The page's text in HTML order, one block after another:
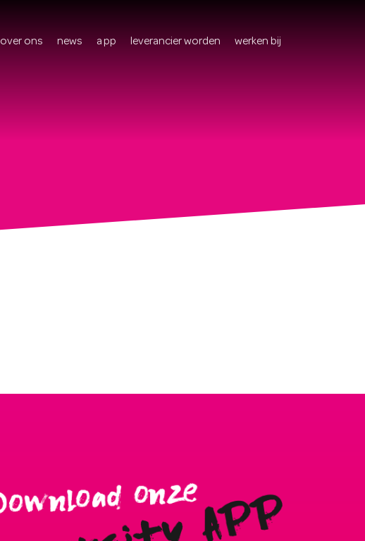
over ons news app leverancier worden werken bij